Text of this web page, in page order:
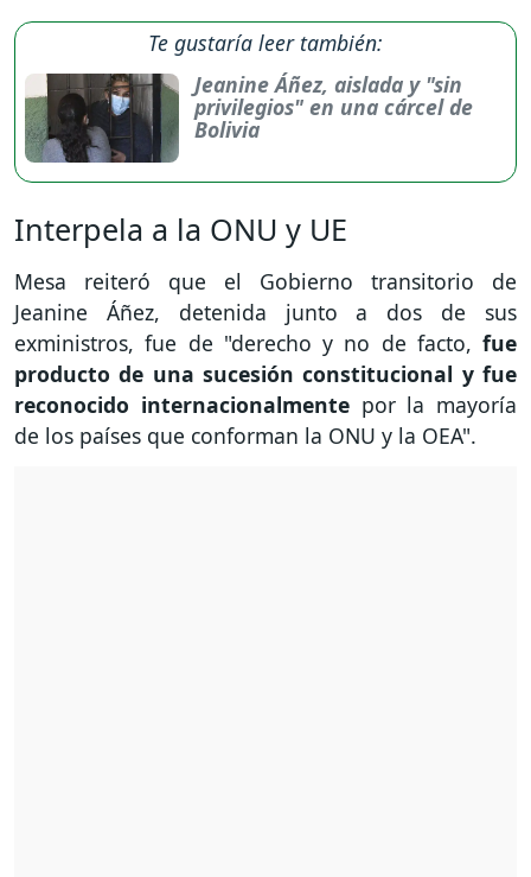
Te gustaría leer también:
Jeanine Áñez, aislada y "sin
privilegios" en una cárcel de
Bolivia
Interpela a la ONU y UE
Mesa reiteró que el Gobierno transitorio de
Jeanine Áñez, detenida junto a dos de sus
exministros, fue de "derecho y no de facto, fue
producto de una sucesión constitucional y fue
reconocido internacionalmentepor la mayoría
de los países que conforman la ONU y la OEA".